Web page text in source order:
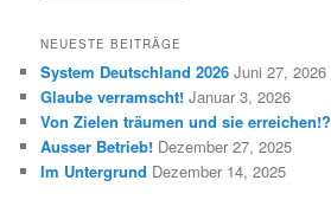
e
n
H
I
V
E
NEUESTE BEITRÄGE
System Deutschland 2026 Juni 27, 2026
Glaube verramscht! Januar 3, 2026
Von Zielen träumen und sie erreichen!?
Ausser Betrieb! Dezember 27, 2025
Im Untergrund Dezember 14, 2025